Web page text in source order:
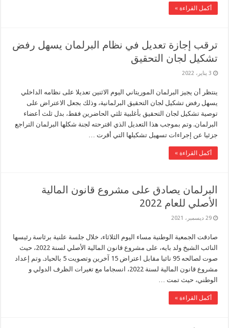
أكمل القراءة »
ترقب إجازة تعديل في نظام البرلمان يسهل رفض
تشكيل لجان التحقيق
3 يناير، 2022
ينتظر أن يجيز البرلمان الموريتاني اليوم الاثنين تعديلا على نظامه الداخلي
يسهل رفض تشكيل لجان التحقيق البرلمانية، وذلك بجعل الاعتراض على
توصية تشكيل لجان التحقيق بأغلبية ثلثي الحاضرين فقط، بدل ثلث أعضاء
البرلمان. وتم بموجب هذا التعديل الذي اقترحته لجنة شكلها البرلمان التراجع
جزئيا عن إجراءات تسهيل تشكيلها التي أقرت …
أكمل القراءة »
البرلمان يصادق على مشروع قانون المالية
الأصلي للعام 2022
29 ديسمبر، 2021
صادقت الجمعية الوطنية مساء اليوم الثلاثاء، خلال جلسة علنية برئاسة رئيسها
النائب الشيخ ولد بايه، على مشروع قانون المالية الأصلي لسنة 2022، حيث
صوت لصالحه 95 نائبا مقابل اعتراض 15 آخرين وتصويت 5 بالحياد. وتم إعداد
مشروع قانون المالية لسنة 2022، انسجاما مع تغيرات الظرف الدولي و
الوطني، حيث تمت …
أكمل القراءة »